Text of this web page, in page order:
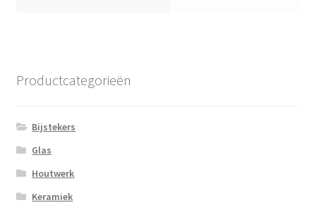
Productcategorieën
Bijstekers
Glas
Houtwerk
Keramiek